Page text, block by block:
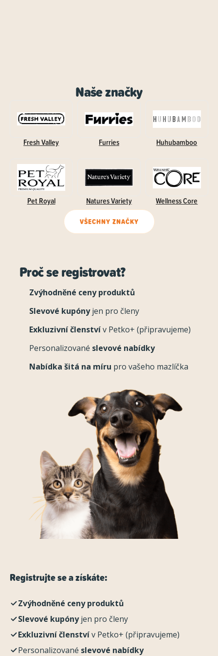
Naše značky
Fresh Valley Furries Huhubamboo
Pet Royal Natures Variety Wellness Core
VŠECHNY ZNAČKY
Proč se registrovat?
Zvýhodněné ceny produktů
Slevové kupónyjen pro členy
Exkluzivní členstvív Petko+ (připravujeme)
Personalizované slevové nabídky
Nabídka šitá na míru pro vašeho mazlíčka
Registrujte se a získáte:
Zvýhodněné ceny produktů
Slevové kupónyjen pro členy
Exkluzivní členstvív Petko+ (připravujeme)
Personalizované slevové nabídky